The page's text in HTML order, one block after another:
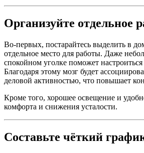
Организуйте отдельное
Во-первых, постарайтесь выделить в
отдельное место для работы. Даже
спокойном уголке поможет
Благодаря этому мозг будет
деловой активностью, что повышает
Кроме того, хорошее освещение и
комфорта и снижения усталости.
Составьте чёткий